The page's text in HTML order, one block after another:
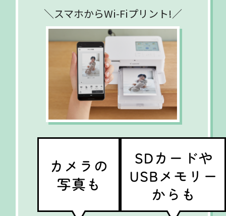
＼スマホからWi-Fiプリント!／